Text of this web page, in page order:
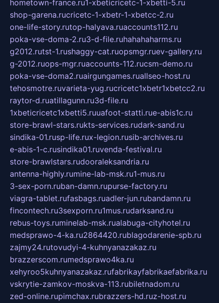
hometown-france.ru1-xbeticricetc-1-xbetti-5.ru
shop-garena.rucricetc-1-xbetr-1-xbetcc-2.ru
one-life-story.rutop-halyava.ruaccounts112.ru
poka-vse-doma-2.ru3-d-file.ruhahahaharms.ru
g2012.rutst-1.rushaggy-cat.ruopsmgr.ruev-gallery.ru
g-2012.ruops-mgr.ruaccounts-112.rucsm-demo.ru
poka-vse-doma2.ruairgungames.ruallseo-host.ru
tehosmotre.ruvarieta-yug.rucricetc1xbetr1xbetcc2.ru
raytor-d.ruatillagunn.ru3d-file.ru
1xbeticricetc1xbetti5.ruuafoot-statti.rue-abis1c.ru
store-brawl-stars.rukts-services.rudark-sand.ru
sindika-01.rusp-life.rux-legion.rusib-archives.ru
e-abis-1-c.rusindika01.ruvenda-festival.ru
store-brawlstars.rudooraleksandria.ru
antenna-highly.rumine-lab-msk.ru1-mus.ru
3-sex-porn.ruban-damn.rupurse-factory.ru
viagra-tablet.rufasbags.ruadler-jun.rubandamn.ru
fincontech.ru3sexporn.ru1mus.rudarksand.ru
rebus-toys.ruminelab-msk.rualabuga-cityhotel.ru
medsprawo-4-ka.ru2864420.rublagodarenie-spb.ru
zajmy24.rutovudyi-4-kuhnyanazakaz.ru
brazzerscom.rumedsprawo4ka.ru
xehyroo5kuhnyanazakaz.rufabrikayfabrikaefabrika.ru
vskrytie-zamkov-moskva-113.rubiletnadom.ru
zed-online.rupimchax.rubrazzers-hd.ruz-host.ru